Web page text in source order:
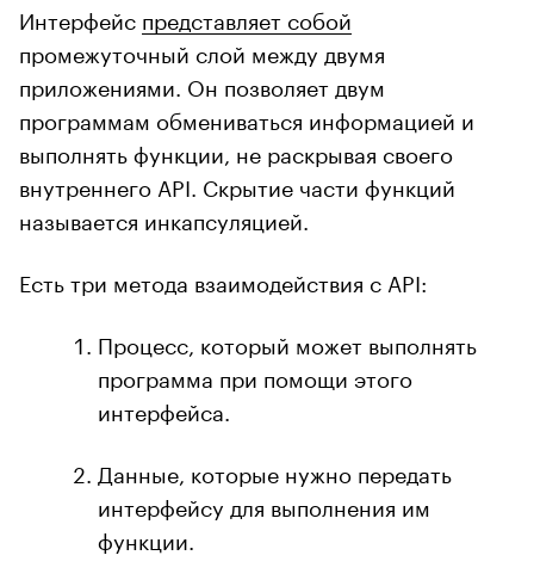
Интерфейс представляет собой
промежуточный слой между двумя
приложениями. Он позволяет двум
программам обмениваться информацией и
выполнять функции, не раскрывая своего
внутреннего API. Скрытие части функций
называется инкапсуляцией.
Есть три метода взаимодействия с API:
Процесс, который может выполнять
программа при помощи этого
интерфейса.
Данные, которые нужно передать
интерфейсу для выполнения им
функции.